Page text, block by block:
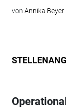
von Annika Beyer